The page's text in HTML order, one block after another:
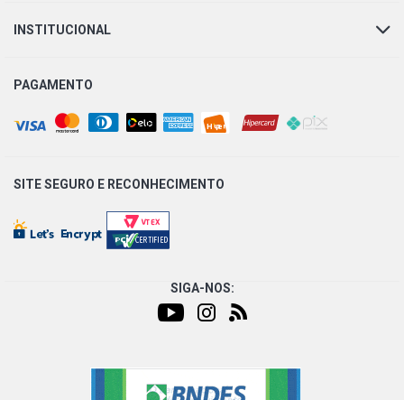
PARATI G2 STD SW 1.6 8V AP (1996 - 1999) FREIO LINHA
LEVE SEM ABS, RESTRICAO EXCLUSIVA DIAMETRO
INTERNO CIL 7/8 OU 22MM
PARATI G2 GL SW 1.6 8V AP (1996 - 1999) FREIO LINHA
LEVE SEM ABS, RESTRICAO EXCLUSIVA DIAMETRO
INTERNO CIL 7/8 OU 22MM
INSTITUCIONAL
PAGAMENTO
SITE SEGURO E RECONHECIMENTO
SIGA-NOS: